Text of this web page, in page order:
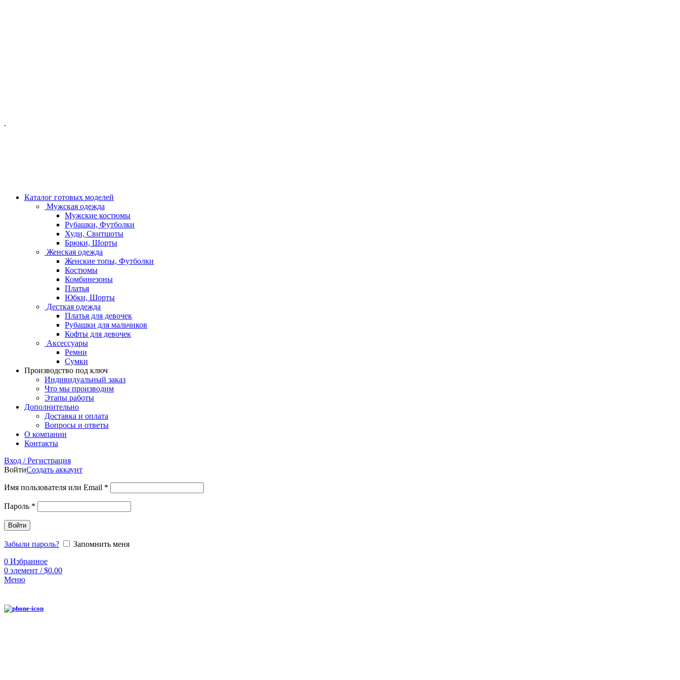
.
Каталог готовых моделей
Мужская одежда
Мужские костюмы
Рубашки, Футболки
Худи, Свитшоты
Брюки, Шорты
Женская одежда
Женские топы, Футболки
Костюмы
Комбинезоны
Платья
Юбки, Шорты
Десткая одежда
Платья для девочек
Рубашки для мальчиков
Кофты для девочек
Аксессуары
Ремни
Сумки
Производство под ключ
Индивидуальный заказ
Что мы производим
Этапы работы
Дополнительно
Доставка и оплата
Вопросы и ответы
О компании
Контакты
Вход / Регистрация
ВойтиСоздать аккаунт
Имя пользователя или Email *
Пароль *
Войти
Забыли пароль?
Запомнить меня
0 Избранное
0 элемент / $0.00
Меню